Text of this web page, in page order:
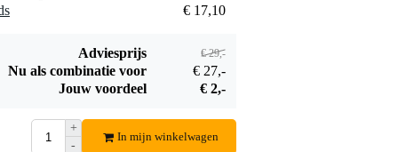
€ 17,10
Adviesprijs € 29,-
Nu als combinatie voor
€ 27,-
Jouw voordeel
€ 2,-
+
-
In mijn winkelwagen